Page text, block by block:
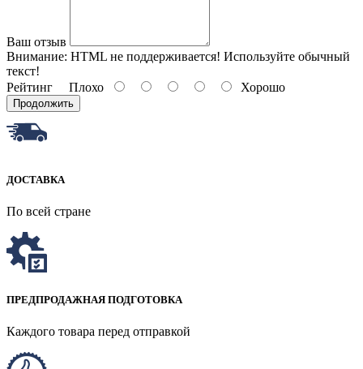
Ваш отзыв
Внимание: HTML не поддерживается! Используйте обычный
текст!
Рейтинг Плохо Хорошо
Продолжить
ДОСТАВКА
По всей стране
ПРЕДПРОДАЖНАЯ ПОДГОТОВКА
Каждого товара перед отправкой